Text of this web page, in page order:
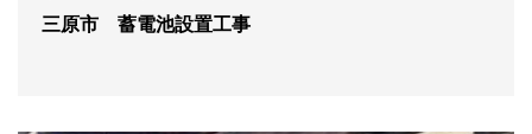
三原市 蓄電池設置工事